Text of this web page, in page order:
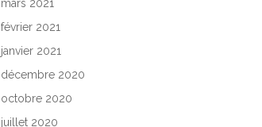
mars 2021
février 2021
janvier 2021
décembre 2020
octobre 2020
juillet 2020